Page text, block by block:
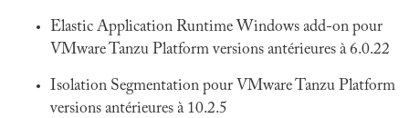
Elastic Application Runtime Windows add-on pour
VMware Tanzu Platform versions antérieures à 6.0.22
Isolation Segmentation pour VMware Tanzu Platform
versions antérieures à 10.2.5